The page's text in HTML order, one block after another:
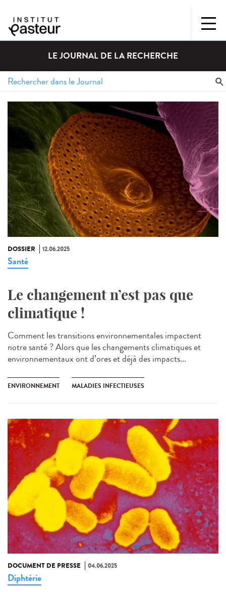
LE JOURNAL DE LA RECHERCHE
DOSSIER 12.06.2025
Santé
Le changement n’est pas que
climatique !
Comment les transitions environnementales impactent
notre santé ? Alors que les changements climatiques et
environnementaux ont d’ores et déjà des impacts...
ENVIRONNEMENT MALADIES INFECTIEUSES
DOCUMENT DE PRESSE 04.06.2025
Diphtérie